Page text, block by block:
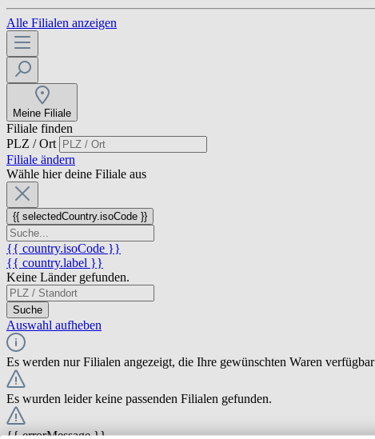
Alle Filialen anzeigen
Meine Filiale
Filiale finden
PLZ / Ort
Filiale ändern
Wähle hier deine Filiale aus
{{ selectedCountry.isoCode }}
{{ country.isoCode }}
{{ country.label }}
Keine Länder gefunden.
Suche
Auswahl aufheben
Es werden nur Filialen angezeigt, die Ihre gewünschten Waren
Es wurden leider keine passenden Filialen gefunden.
{{ errorMessage }}